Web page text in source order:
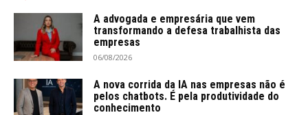
A advogada e empresária que vem
transformando a defesa trabalhista das
empresas
06/08/2026
A nova corrida da IA nas empresas não é
pelos chatbots. É pela produtividade do
conhecimento